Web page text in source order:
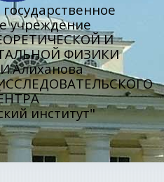
учреждение
И
ФИЗИКИ
институт"